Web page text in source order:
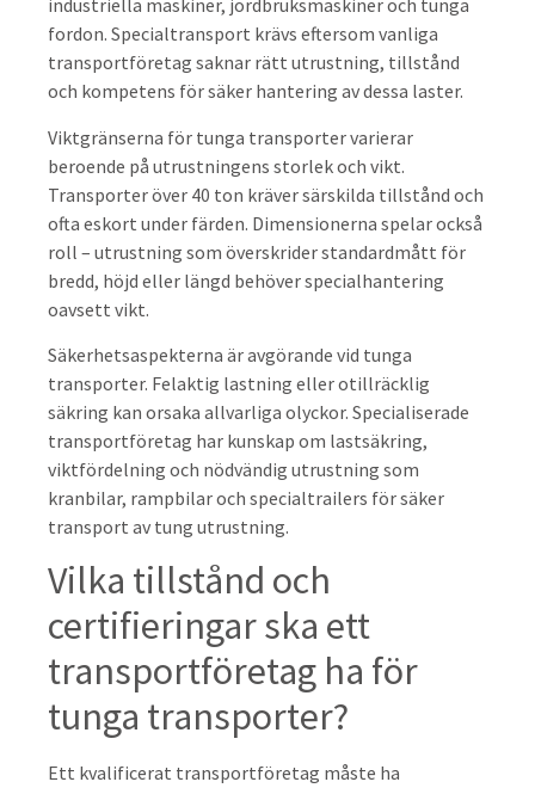
industriella maskiner, jordbruksmaskiner och tunga
fordon. Specialtransport krävs eftersom vanliga
transportföretag saknar rätt utrustning, tillstånd
och kompetens för säker hantering av dessa laster.
Viktgränserna för tunga transporter varierar
beroende på utrustningens storlek och vikt.
Transporter över 40 ton kräver särskilda tillstånd och
ofta eskort under färden. Dimensionerna spelar också
roll – utrustning som överskrider standardmått för
bredd, höjd eller längd behöver specialhantering
oavsett vikt.
Säkerhetsaspekterna är avgörande vid tunga
transporter. Felaktig lastning eller otillräcklig
säkring kan orsaka allvarliga olyckor. Specialiserade
transportföretag har kunskap om lastsäkring,
viktfördelning och nödvändig utrustning som
kranbilar, rampbilar och specialtrailers för säker
transport av tung utrustning.
Vilka tillstånd och
certifieringar ska ett
transportföretag ha för
tunga transporter?
Ett kvalificerat transportföretag måste ha